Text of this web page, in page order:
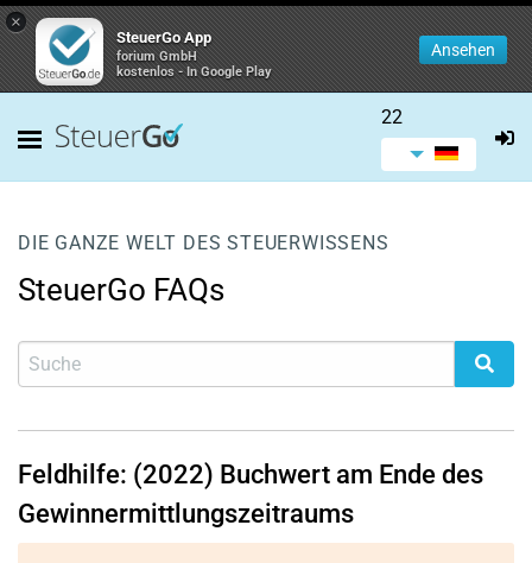
×
SteuerGo App
forium GmbH
kostenlos - In Google Play
Ansehen
22
DIE GANZE WELT DES STEUERWISSENS
SteuerGo FAQs
Feldhilfe: (2022) Buchwert am Ende des
Gewinnermittlungszeitraums